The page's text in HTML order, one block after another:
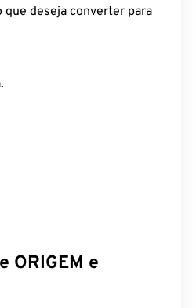
que deseja converter para
ORIGEM e